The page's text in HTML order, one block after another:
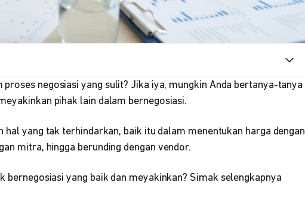
proses negosiasi yang sulit? Jika iya, mungkin Anda bertanya-tanya
pihak lain dalam bernegosiasi.
hal yang tak terhindarkan, baik itu dalam menentukan harga dengan
mitra, hingga berunding dengan vendor.
bernegosiasi yang baik dan meyakinkan? Simak selengkapnya